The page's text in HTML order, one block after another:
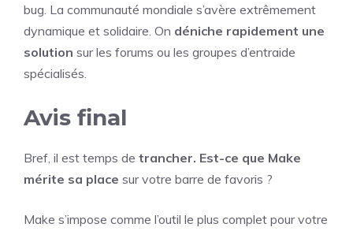
bug. La communauté mondiale s’avère extrêmement
dynamique et solidaire. On déniche rapidement une
solution sur les forums ou les groupes d’entraide
spécialisés.
Avis final
Bref, il est temps de trancher. Est-ce que Make
mérite sa place sur votre barre de favoris ?
Make s’impose comme l’outil le plus complet pour votre